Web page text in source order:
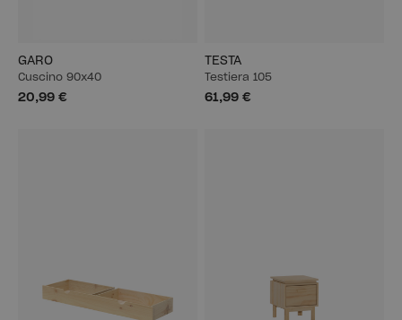
GARO
Cuscino 90x40
20,99 €
TESTA
Testiera 105
61,99 €